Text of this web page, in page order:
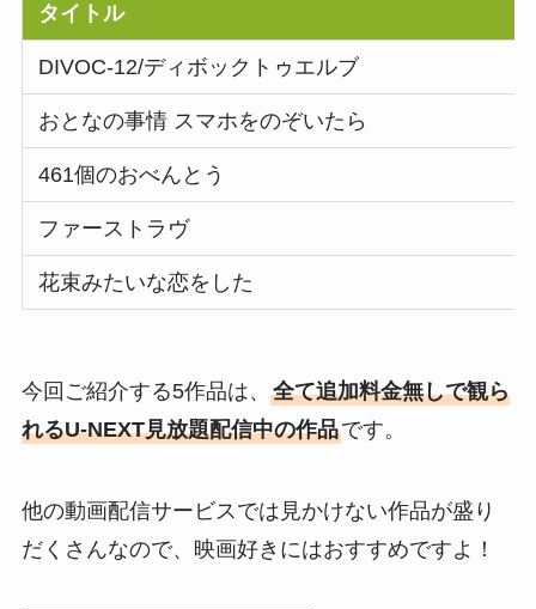
タイトル
DIVOC-12/ディボックトゥエルブ
おとなの事情 スマホをのぞいたら
461個のおべんとう
ファーストラヴ
花束みたいな恋をした
今回ご紹介する5作品は、 全て追加料金無しで観ら
れるU-NEXT見放題配信中の作品です。
他の動画配信サービスでは見かけない作品が盛り
だくさんなので、映画好きにはおすすめですよ！